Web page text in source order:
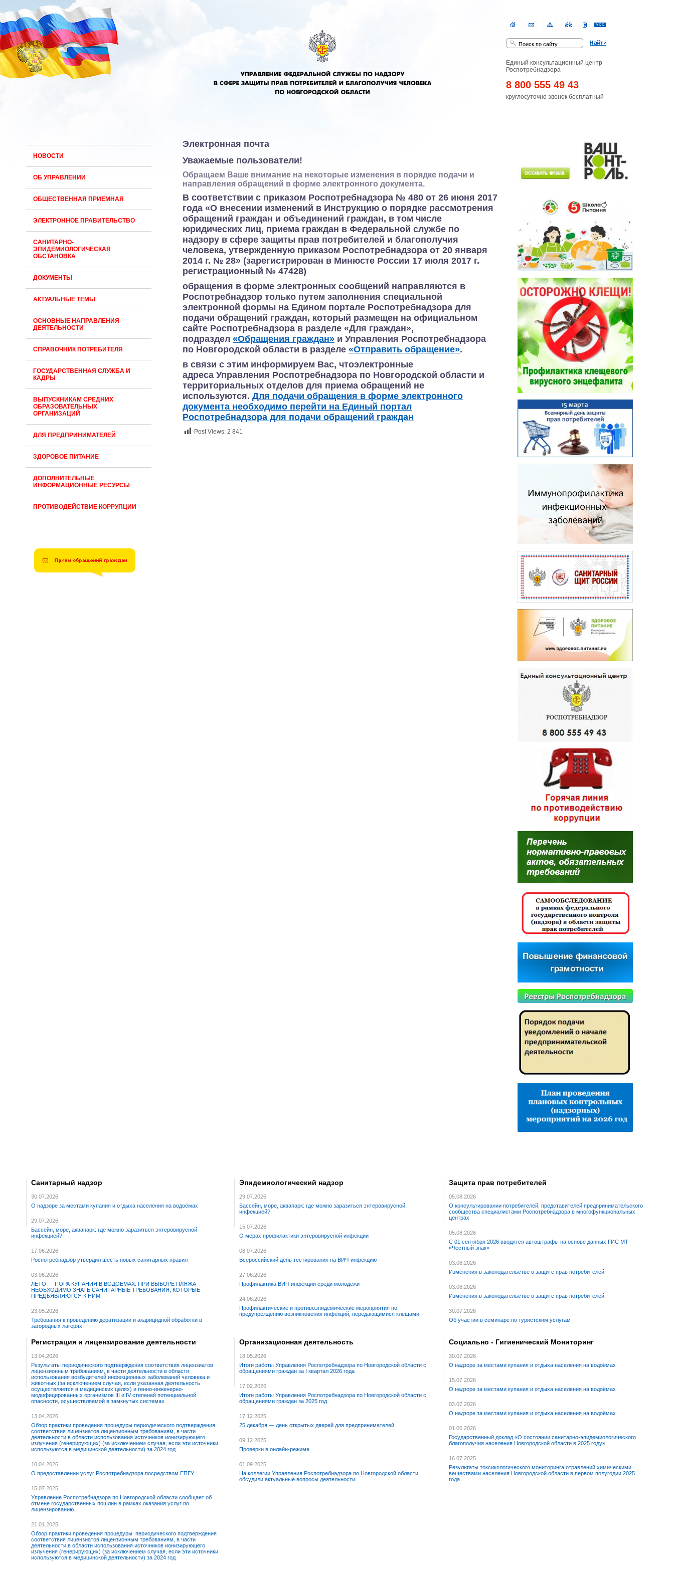
Единый консультационный центр
Роспотребнадзора
8 800 555 49 43
круглосуточно звонок бесплатный
НОВОСТИ
ОБ УПРАВЛЕНИИ
ОБЩЕСТВЕННАЯ ПРИЕМНАЯ
ЭЛЕКТРОННОЕ ПРАВИТЕЛЬСТВО
САНИТАРНО-
ЭПИДЕМИОЛОГИЧЕСКАЯ
ОБСТАНОВКА
ДОКУМЕНТЫ
АКТУАЛЬНЫЕ ТЕМЫ
ОСНОВНЫЕ НАПРАВЛЕНИЯ
ДЕЯТЕЛЬНОСТИ
СПРАВОЧНИК ПОТРЕБИТЕЛЯ
ГОСУДАРСТВЕННАЯ СЛУЖБА И
КАДРЫ
ВЫПУСКНИКАМ СРЕДНИХ
ОБРАЗОВАТЕЛЬНЫХ
ОРГАНИЗАЦИЙ
ДЛЯ ПРЕДПРИНИМАТЕЛЕЙ
ЗДОРОВОЕ ПИТАНИЕ
ДОПОЛНИТЕЛЬНЫЕ
ИНФОРМАЦИОННЫЕ РЕСУРСЫ
ПРОТИВОДЕЙСТВИЕ КОРРУПЦИИ
Электронная почта
Уважаемые пользователи!
Обращаем Ваше внимание на некоторые изменения в порядке подачи и
направления обращений в форме электронного документа.
В соответствии с приказом Роспотребнадзора № 480 от 26 июня 2017
года «О внесении изменений в Инструкцию о порядке рассмотрения
обращений граждан и объединений граждан, в том числе
юридических лиц, приема граждан в Федеральной службе по
надзору в сфере защиты прав потребителей и благополучия
человека, утвержденную приказом Роспотребнадзора от 20 января
2014 г. № 28» (зарегистрирован в Минюсте России 17 июля 2017 г.
регистрационный № 47428)
обращения в форме электронных сообщений направляются в
Роспотребнадзор только путем заполнения специальной
электронной формы на Едином портале Роспотребнадзора для
подачи обращений граждан, который размещен на официальном
сайте Роспотребнадзора в разделе «Для граждан»,
подраздел «Обращения граждан» и Управления Роспотребнадзора
по Новгородской области в разделе «Отправить обращение».
в связи с этим информируем Вас, чтоэлектронные
адреса Управления Роспотребнадзора по Новгородской области и
территориальных отделов для приема обращений не
используются. Для подачи обращения в форме электронного
документа необходимо перейти на Единый портал
Роспотребнадзора для подачи обращений граждан
Post Views: 2 841
Санитарный надзор
30.07.2026
О надзоре за местами купания и отдыха населения на водоёмах
29.07.2026
Бассейн, море, аквапарк: где можно заразиться энтеровирусной
инфекцией?
17.06.2026
Роспотребнадзор утвердил шесть новых санитарных правил
03.06.2026
ЛЕТО — ПОРА КУПАНИЯ В ВОДОЕМАХ. ПРИ ВЫБОРЕ ПЛЯЖА
НЕОБХОДИМО ЗНАТЬ САНИТАРНЫЕ ТРЕБОВАНИЯ, КОТОРЫЕ
ПРЕДЪЯВЛЯЮТСЯ К НИМ
23.05.2026
Требования к проведению дератизации и акарицидной обработки в
загородных лагерях.
Эпидемиологический надзор
29.07.2026
Бассейн, море, аквапарк: где можно заразиться энтеровирусной
инфекцией?
15.07.2026
О мерах профилактики энтеровирусной инфекции
08.07.2026
Всероссийский день тестирования на ВИЧ-инфекцию
27.06.2026
Профилактика ВИЧ-инфекции среди молодёжи
24.06.2026
Профилактические и противоэпидемические мероприятия по
предупреждению возникновения инфекций, передающимися клещами.
Защита прав потребителей
05.08.2026
О консультировании потребителей, представителей предпринимательского
сообщества специалистами Роспотребнадзора в многофункциональных
центрах
05.08.2026
С 01 сентября 2026 вводятся автоштрафы на основе данных ГИС МТ
«Честный знак»
03.08.2026
Изменения в законодательстве о защите прав потребителей.
03.08.2026
Изменения в законодательстве о защите прав потребителей.
30.07.2026
Об участии в семинаре по туристским услугам
Регистрация и лицензирование деятельности
13.04.2026
Результаты периодического подтверждения соответствия лицензиатов
лицензионным требованиям, в части деятельности в области
использования возбудителей инфекционных заболеваний человека и
животных (за исключением случая, если указанная деятельность
осуществляется в медицинских целях) и генно-инженерно-
модифицированных организмов III и IV степеней потенциальной
опасности, осуществляемой в замкнутых системах
13.04.2026
Обзор практики проведения процедуры периодического подтверждения
соответствия лицензиатов лицензионным требованиям, в части
деятельности в области использования источников ионизирующего
излучения (генерирующих) (за исключением случая, если эти источники
используются в медицинской деятельности) за 2024 год
10.04.2026
О предоставлении услуг Роспотребнадзора посредством ЕПГУ
15.07.2025
Управление Роспотребнадзора по Новгородской области сообщает об
отмене государственных пошлин в рамках оказания услуг по
лицензированию
21.01.2025
Обзор практики проведения процедуры периодического подтверждения
соответствия лицензиатов лицензионным требованиям, в части
деятельности в области использования источников ионизирующего
излучения (генерирующих) (за исключением случая, если эти источники
используются в медицинской деятельности) за 2024 год
Организационная деятельность
18.05.2026
Итоги работы Управления Роспотребнадзора по Новгородской области с
обращениями граждан за I квартал 2026 года
17.02.2026
Итоги работы Управления Роспотребнадзора по Новгородской области с
обращениями граждан за 2025 год
17.12.2025
25 декабря — день открытых дверей для предпринимателей
09.12.2025
Проверки в онлайн-режиме
01.09.2025
На коллегии Управления Роспотребнадзора по Новгородской области
обсудили актуальные вопросы деятельности
Социально - Гигиенический Мониторинг
30.07.2026
О надзоре за местами купания и отдыха населения на водоёмах
15.07.2026
О надзоре за местами купания и отдыха населения на водоёмах
03.07.2026
О надзоре за местами купания и отдыха населения на водоёмах
01.06.2026
Государственный доклад «О состоянии санитарно-эпидемиологического
благополучия населения Новгородской области в 2025 году»
16.07.2025
Результаты токсикологического мониторинга отравлений химическими
веществами населения Новгородской области в первом полугодии 2025
года